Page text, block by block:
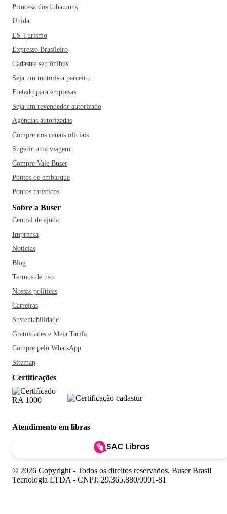
Princesa dos Inhamuns
Unida
ES Turismo
Expresso Brasileiro
Cadastre seu ônibus
Seja um motorista parceiro
Fretado para empresas
Seja um revendedor autorizado
Agências autorizadas
Compre nos canais oficiais
Sugerir uma viagem
Compre Vale Buser
Pontos de embarque
Pontos turísticos
Sobre a Buser
Central de ajuda
Imprensa
Notícias
Blog
Termos de uso
Nossas políticas
Carreiras
Sustentabilidade
Gratuidades e Meia Tarifa
Compre pelo WhatsApp
Sitemap
Certificações
Atendimento em libras
SAC Libras
© 2026 Copyright - Todos os direitos reservados. Buser Brasil
Tecnologia LTDA - CNPJ: 29.365.880/0001-81